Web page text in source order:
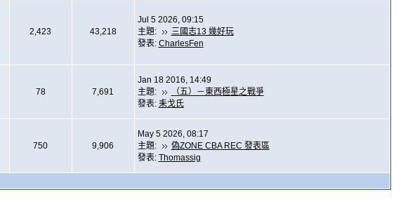
2,423 43,218
Jul 5 2026, 09:15
主題:
三國志13 幾好玩
發表: CharlesFen
78 7,691
Jan 18 2016, 14:49
主題:
（五）－東西極星之戰爭
發表: 耒戈氏
750 9,906
May 5 2026, 08:17
主題:
偽ZONE CBA REC 發表區
發表: Thomassig